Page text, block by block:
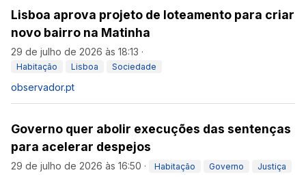
Lisboa aprova projeto de loteamento para criar
novo bairro na Matinha
29 de julho de 2026 às 18:13 ·
Habitação Lisboa Sociedade
observador.pt
Governo quer abolir execuções das sentenças
para acelerar despejos
29 de julho de 2026 às 16:50 · Habitação Governo Justiça